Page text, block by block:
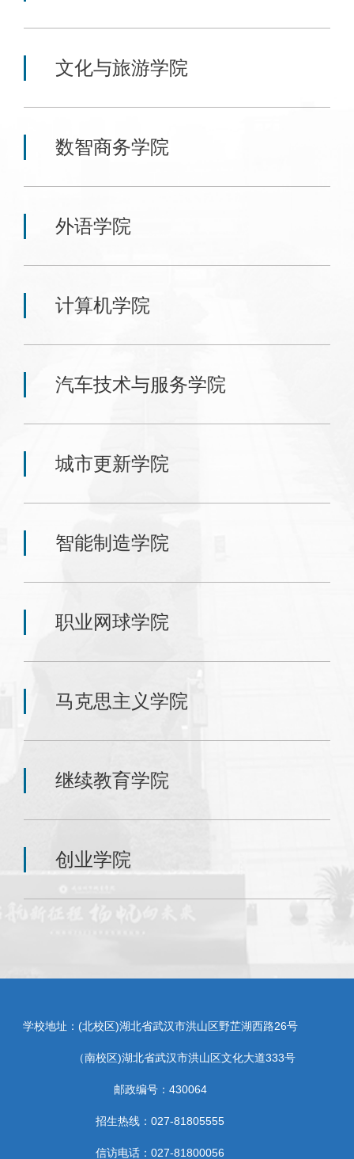
文化与旅游学院
数智商务学院
外语学院
计算机学院
汽车技术与服务学院
城市更新学院
智能制造学院
职业网球学院
马克思主义学院
继续教育学院
创业学院
学校地址：(北校区)湖北省武汉市洪山区野芷湖西路26号
（南校区)湖北省武汉市洪山区文化大道333号
邮政编号：430064
招生热线：027-81805555
信访电话：027-81800056